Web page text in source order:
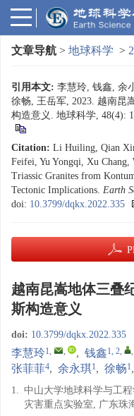
文章导航 > 地球科学 >
引用本文: 李慧玲, 钱鑫, 余
徐畅, 王岳军, 2023. 越南昆
构造意义. 地球科学, 48(4):
Citation: Li Huiling, Qian
Feifei, Yu Yongqi, Xu Chang,
Triassic Granites from
Tectonic Implications. Earth
doi: 10.3799/dqkx.2022.335
越南昆嵩地体三叠
斯构造意义
doi: 10.3799/dqkx.2022.335
李慧玲1, , , 钱鑫1, 2, ,
张菲菲4, 余永琪1, 徐畅1,
1. 中山大学地球科学与工
灾害重点实验室, 广东珠